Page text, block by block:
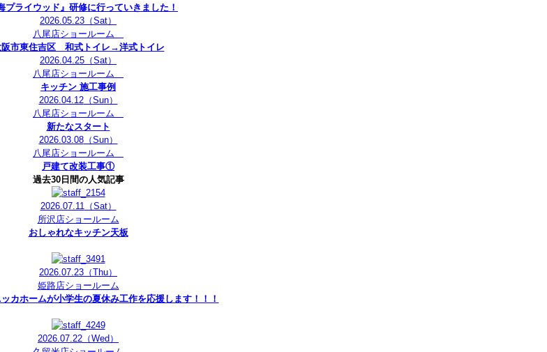
プライウッド』研修に行っていきました！
2026.05.23 （Sat）
八尾店ショールーム
阪市東住吉区 和式トイレ→洋式トイレ
2026.04.25 （Sat）
八尾店ショールーム
キッチン 施工事例
2026.04.12（Sun）
八尾店ショールーム
新たなスタート
2026.03.08（Sun）
八尾店ショールーム
戸建て改装工事①
過去30日間の人気記事
2026.07.11（Sat）
所沢店ショールーム
おしゃれなキッチン天板
2026.07.23 （Thu）
姫路店ショールーム
ッカホームが小学生の夏休み工作を応援します！！！
2026.07.22 （Wed）